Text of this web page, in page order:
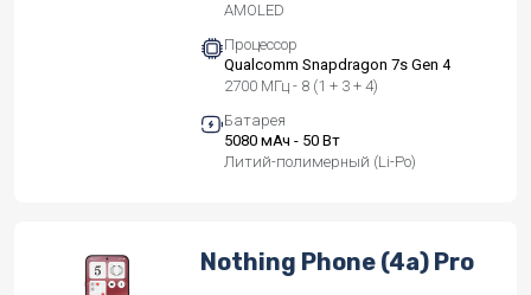
AMOLED
Процессор
Qualcomm Snapdragon 7s Gen 4
2700 МГц - 8 (1 + 3 + 4)
Батарея
5080 мАч - 50 Вт
Литий-полимерный (Li-Po)
Nothing Phone (4a) Pro